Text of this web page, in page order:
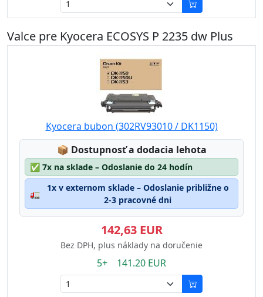
Valce pre Kyocera ECOSYS P 2235 dw Plus
Kyocera bubon (302RV93010 / DK1150)
📦 Lagerstatus:
Dostupnosť a dodacia lehota
✅ 7x na sklade – Odoslanie do 24 hodín
🚛
1x v externom sklade – Odoslanie približne o
2-3 pracovné dni
142,63 EUR
Bez DPH, plus náklady na doručenie
5+ 141.20 EUR